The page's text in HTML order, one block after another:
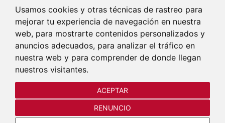
Usamos cookies y otras técnicas de rastreo para
mejorar tu experiencia de navegación en nuestra
web, para mostrarte contenidos personalizados y
anuncios adecuados, para analizar el tráfico en
nuestra web y para comprender de donde llegan
nuestros visitantes.
ACEPTAR
RENUNCIO